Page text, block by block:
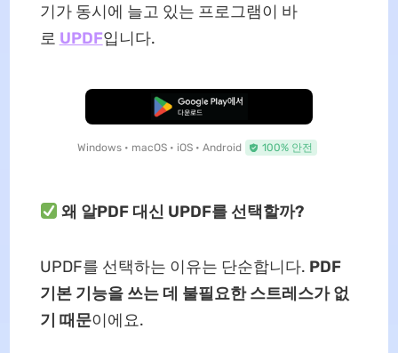
기가 동시에 늘고 있는 프로그램이 바
로 UPDF입니다.
무료로 다운로드
Windows • macOS • iOS • Android 100% 안전
왜 알PDF 대신 UPDF를 선택할까?
UPDF를 선택하는 이유는 단순합니다. PDF
기본 기능을 쓰는 데 불필요한 스트레스가 없
기 때문이에요.